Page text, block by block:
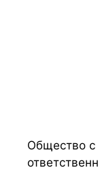
Общество с